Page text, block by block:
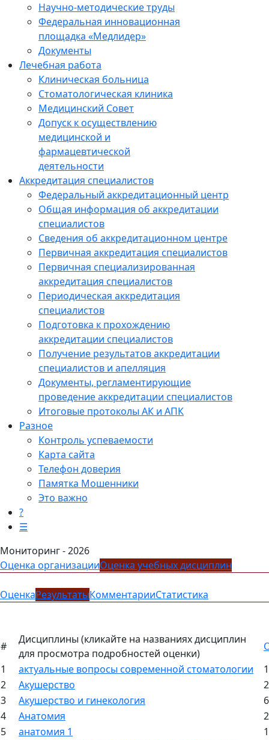
Научно-методические труды
Федеральная инновационная
площадка «Медлидер»
Документы
Лечебная работа
Клиническая больница
Стоматологическая клиника
Медицинский Совет
Допуск к осуществлению
медицинской и
фармацевтической
деятельности
Аккредитация специалистов
Федеральный аккредитационный центр
Общая информация об аккредитации
специалистов
Сведения об аккредитационном центре
Первичная аккредитация специалистов
Первичная специализированная
аккредитация специалистов
Периодическая аккредитация
специалистов
Подготовка к прохождению
аккредитации специалистов
Получение результатов аккредитации
специалистов и апелляция
Документы, регламентирующие
проведение аккредитации специалистов
Итоговые протоколы АК и АПК
Разное
Контроль успеваемости
Карта сайта
Телефон доверия
Памятка Мошенники
Это важно
?
☰
Мониторинг - 2026
Оценка организацииОценка учебных дисциплин
ОценкаРезультатыКомментарииСтатистика
#
Дисциплины (кликайте на названиях дисциплин
для просмотра подробностей оценки)
1
актуальные вопросы современной стоматологии
1
2
Акушерство
2
3
Акушерство и гинекология
6
4
Анатомия
5
анатомия 1